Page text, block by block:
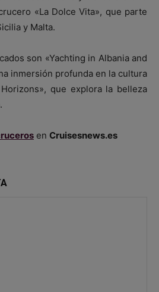
«La Dolce Vita», que parte
y Malta.
son «Yachting in Albania and
inmersión profunda en la cultura
que explora la belleza
en Cruisesnews.es